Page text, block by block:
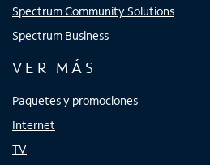
Spectrum Community Solutions
Spectrum Business
VER MÁS
Paquetes y promociones
Internet
TV